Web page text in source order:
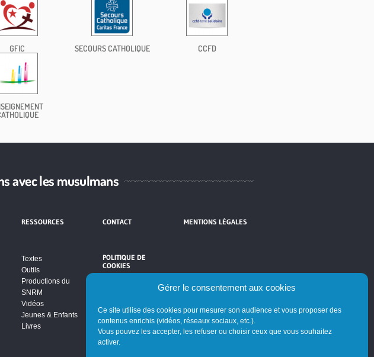
Gérer le consentement aux cookies
Ce site utilise des cookies pour mesurer son audience et vous proposer des
contenus enrichis (vidéos, réseaux sociaux, etc.).
Vous pouvez les accepter, les refuser ou choisir ceux que vous souhaitez
activer.
GFIC SECOURS CATHOLIQUE CCFD
avec les musulmans
RESSOURCES
Textes
Outils
Productions du
SNRM
Vidéos
Jeunes & Enfants
Livres
CONTACT MENTIONS LÉGALES
POLITIQUE DE
COOKIES